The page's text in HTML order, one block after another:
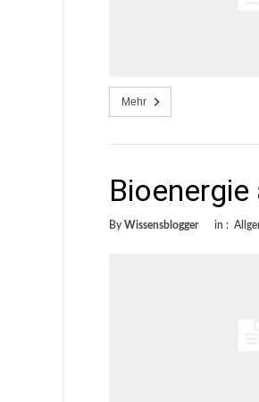
Mehr
By Wissensblogger in :